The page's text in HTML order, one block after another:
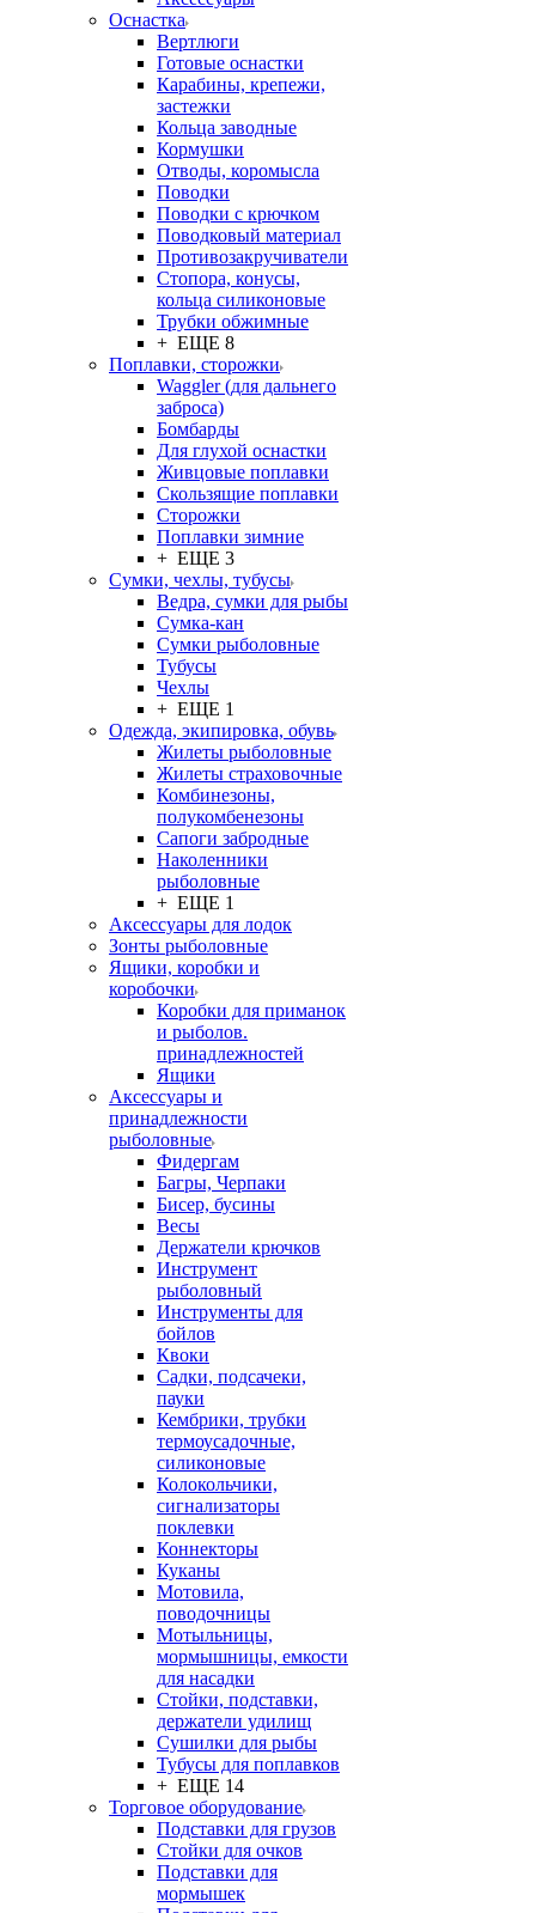
Оснастка
Вертлюги
Готовые оснастки
Карабины, крепежи,
застежки
Кольца заводные
Кормушки
Отводы, коромысла
Поводки
Поводки с крючком
Поводковый материал
Противозакручиватели
Стопора, конусы,
кольца силиконовые
Трубки обжимные
+ ЕЩЕ 8
Поплавки, сторожки
Waggler (для дальнего
заброса)
Бомбарды
Для глухой оснастки
Живцовые поплавки
Скользящие поплавки
Сторожки
Поплавки зимние
+ ЕЩЕ 3
Сумки, чехлы, тубусы
Ведра, сумки для рыбы
Сумка-кан
Сумки рыболовные
Тубусы
Чехлы
+ ЕЩЕ 1
Одежда, экипировка, обувь
Жилеты рыболовные
Жилеты страховочные
Комбинезоны,
полукомбенезоны
Сапоги забродные
Наколенники
рыболовные
+ ЕЩЕ 1
Аксессуары для лодок
Зонты рыболовные
Ящики, коробки и
коробочки
Коробки для приманок
и рыболов.
принадлежностей
Ящики
Аксессуары и
принадлежности
рыболовные
Фидергам
Багры, Черпаки
Бисер, бусины
Весы
Держатели крючков
Инструмент
рыболовный
Инструменты для
бойлов
Квоки
Садки, подсачеки,
пауки
Кембрики, трубки
термоусадочные,
силиконовые
Колокольчики,
сигнализаторы
поклевки
Коннекторы
Куканы
Мотовила,
поводочницы
Мотыльницы,
мормышницы, емкости
для насадки
Стойки, подставки,
держатели удилищ
Сушилки для рыбы
Тубусы для поплавков
+ ЕЩЕ 14
Торговое оборудование
Подставки для грузов
Стойки для очков
Подставки для
мормышек